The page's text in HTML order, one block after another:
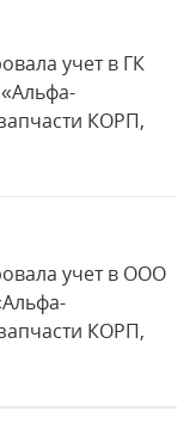
учет в ГК
КОРП,
учет в ООО
КОРП,